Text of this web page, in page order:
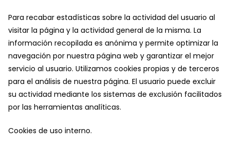
Para recabar estadísticas sobre la actividad del usuario al
visitar la página y la actividad general de la misma. La
información recopilada es anónima y permite optimizar la
navegación por nuestra página web y garantizar el mejor
servicio al usuario. Utilizamos cookies propias y de terceros
para el análisis de nuestra página. El usuario puede excluir
su actividad mediante los sistemas de exclusión facilitados
por las herramientas analíticas.
Cookies de uso interno.